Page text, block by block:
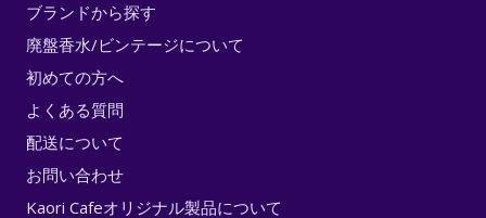
ブランドから探す
廃盤香水/ビンテージについて
初めての方へ
よくある質問
配送について
お問い合わせ
Kaori Cafeオリジナル製品について